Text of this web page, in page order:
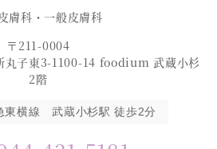
膚科・一般皮膚科
〒211-0004
丸子東3-1100-14 foodium 武蔵小杉
2階
東横線 武蔵小杉駅 徒歩2分